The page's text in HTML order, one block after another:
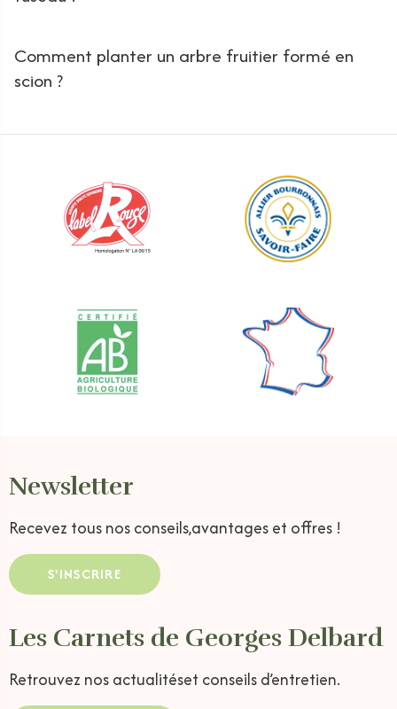
Comment planter un arbre fruitier formé en
scion ?
Newsletter
Recevez tous nos conseils,avantages et offres !
S'INSCRIRE
Les Carnets de Georges Delbard
Retrouvez nos actualitéset conseils d’entretien.